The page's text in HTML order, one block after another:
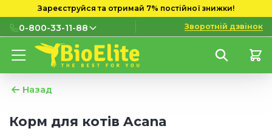
Зареєструйся та отримай 7% постійної знижки!
0-800-33-11-88
0-800-33-11-88
мобільних номерів
Зворотній дзвінок
Назад
Корм для котів Acana